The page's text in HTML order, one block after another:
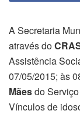
A Secretaria
através do
Assistência
07/05/2015; às
Mãesdo
Vínculos de